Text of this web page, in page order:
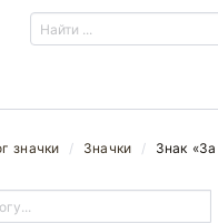
значки Значки Знак